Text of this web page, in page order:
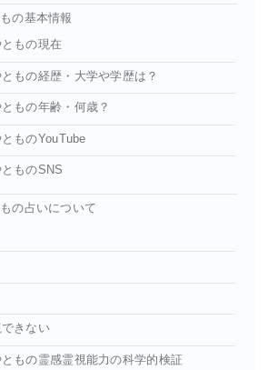
の基本情報
もの現在
もの経歴・大学や学歴は？
もの年齢・何歳？
ものYouTube
ものSNS
の占いについて
きない
もの霊感霊視能力の科学的検証